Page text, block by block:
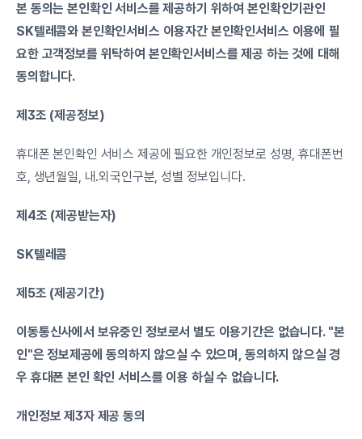
본 동의는 본인확인 서비스를 제공하기 위하여 본인확인기관인
SK텔레콤와 본인확인서비스 이용자간 본인확인서비스 이용에 필
요한 고객정보를 위탁하여 본인확인서비스를 제공 하는 것에 대해
동의합니다.
제3조 (제공정보)
휴대폰 본인확인 서비스 제공에 필요한 개인정보로 성명, 휴대폰번
호, 생년월일, 내.외국인구분, 성별 정보입니다.
제4조 (제공받는자)
SK텔레콤
제5조 (제공기간)
이동통신사에서 보유중인 정보로서 별도 이용기간은 없습니다. "본
인"은 정보제공에 동의하지 않으실 수 있으며, 동의하지 않으실 경
우 휴대폰 본인 확인 서비스를 이용 하실 수 없습니다.
개인정보 제3자 제공 동의